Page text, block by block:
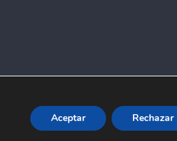
Aceptar Rechazar